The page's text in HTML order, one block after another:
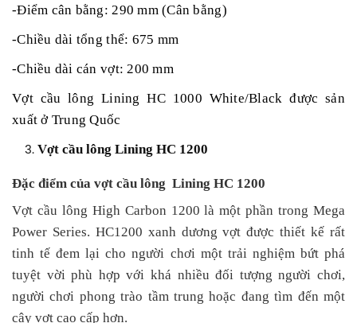
-Điểm cân bằng: 290 mm (Cân bằng)
-Chiều dài tổng thể: 675 mm
-Chiều dài cán vợt: 200 mm
Vợt cầu lông Lining HC 1000 White/Black được sản
xuất ở Trung Quốc
Vợt cầu lông Lining HC 1200
Đặc điểm của vợt cầu lông Lining HC 1200
Vợt cầu lông High Carbon 1200 là một phần trong Mega
Power Series. HC1200 xanh dương vợt được thiết kế rất
tinh tế đem lại cho người chơi một trải nghiệm bứt phá
tuyệt vời phù hợp với khá nhiều đối tượng người chơi,
người chơi phong trào tầm trung hoặc đang tìm đến một
cây vợt cao cấp hơn.